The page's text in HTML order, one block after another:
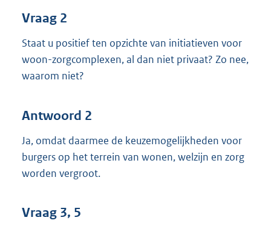
Vraag 2
Staat u positief ten opzichte van initiatieven voor
woon-zorgcomplexen, al dan niet privaat? Zo nee,
waarom niet?
Antwoord 2
Ja, omdat daarmee de keuzemogelijkheden voor
burgers op het terrein van wonen, welzijn en zorg
worden vergroot.
Vraag 3, 5